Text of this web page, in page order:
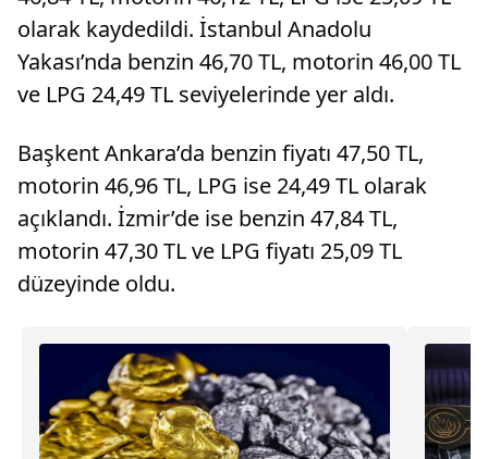
olarak kaydedildi. İstanbul Anadolu
Yakası’nda benzin 46,70 TL, motorin 46,00 TL
ve LPG 24,49 TL seviyelerinde yer aldı.
Başkent Ankara’da benzin fiyatı 47,50 TL,
motorin 46,96 TL, LPG ise 24,49 TL olarak
açıklandı. İzmir’de ise benzin 47,84 TL,
motorin 47,30 TL ve LPG fiyatı 25,09 TL
düzeyinde oldu.